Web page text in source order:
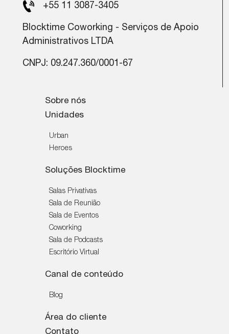
+55 11 3087-3405
Blocktime Coworking - Serviços de Apoio
Administrativos LTDA
CNPJ: 09.247.360/0001-67
Sobre nós
Unidades
Urban
Heroes
Soluções Blocktime
Salas Privativas
Sala de Reunião
Sala de Eventos
Coworking
Sala de Podcasts
Escritório Virtual
Canal de conteúdo
Blog
Área do cliente
Contato